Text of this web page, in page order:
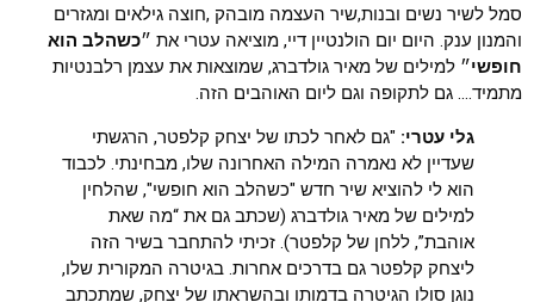
סמל לשיר נשים ובנות,שיר העצמה מובהק ,חוצה גילאים ומגזרים
והמנון ענק. היום יום הולנטיין דיי, מוציאה עטרי את ״כשהלב הוא
חופשי״ למילים של מאיר גולדברג, שמוצאות את עצמן רלבנטיות
מתמיד…. גם לתקופה וגם ליום האוהבים הזה.
גלי עטרי: "גם לאחר לכתו של יצחק קלפטר, הרגשתי
שעדיין לא נאמרה המילה האחרונה שלו, מבחינתי. לכבוד
הוא לי להוציא שיר חדש "כשהלב הוא חופשי", שהלחין
למילים של מאיר גולדברג (שכתב גם את “מה שאת
אוהבת”, ללחן של קלפטר). זכיתי להתחבר בשיר הזה
ליצחק קלפטר גם בדרכים אחרות. בגיטרה המקורית שלו,
נוגן סולו הגיטרה בדמותו ובהשראתו של יצחק, שמתכתב